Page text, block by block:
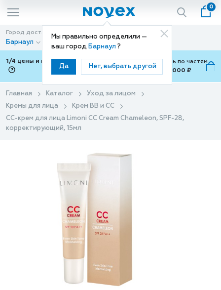
Мы правильно определили —
ваш город Барнаул ?
Да Нет, выбрать другой
0
Город доставки
Барнаул
Способ доставки
Доставка
1/4 цены и покупки ваши с Подели
Можно оплатить по частям
от 700 ₽ до 15,000 ₽
Главная Каталог
Уход за лицом
Кремы для лица
Крем BB и СС
CC-крем для лица Limoni CC Cream Chameleon, SPF-28,
корректирующий, 15мл